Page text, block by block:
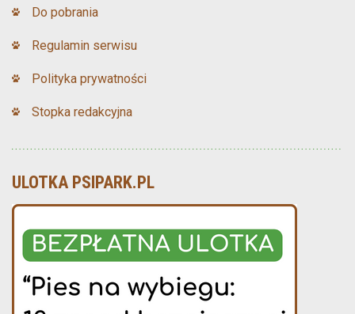
Do pobrania
Regulamin serwisu
Polityka prywatności
Stopka redakcyjna
ULOTKA PSIPARK.PL